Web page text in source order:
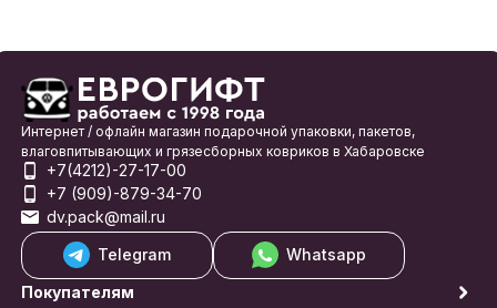
Интернет / офлайн магазин подарочной упаковки, пакетов,
влаговпитывающих и грязесборных ковриков в Хабаровске
+7(4212)-27-17-00
+7 (909)-879-34-70
dv.pack@mail.ru
Telegram
Whatsapp
Покупателям